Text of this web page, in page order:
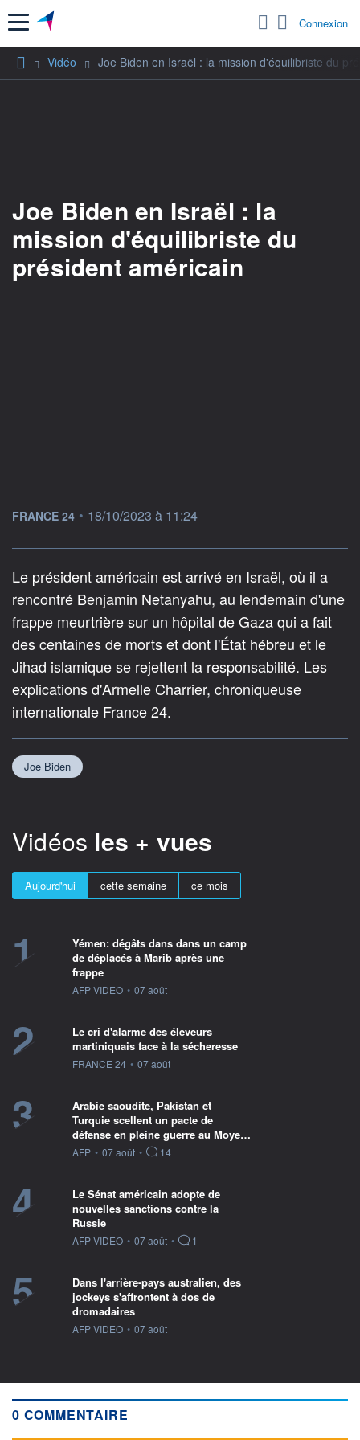
Menu Connexion
Vidéo Joe Biden en Israël : la mission d'équilibriste du
Joe Biden en Israël : la
mission d'équilibriste du
président américain
information fournie par
FRANCE 24 • 18/10/2023 à 11:24
Le président américain est arrivé en Israël, où il a
rencontré Benjamin Netanyahu, au lendemain d'une
frappe meurtrière sur un hôpital de Gaza qui a fait
des centaines de morts et dont l'État hébreu et le
Jihad islamique se rejettent la responsabilité. Les
explications d'Armelle Charrier, chroniqueuse
internationale France 24.
Joe Biden
Vidéos les + vues
Aujourd'hui cette semaine ce mois
1
Yémen: dégâts dans dans un camp
de déplacés à Marib après une
frappe
information fournie par
AFP VIDEO • 07 août
2
Le cri d'alarme des éleveurs
martiniquais face à la sécheresse
information fournie par
FRANCE 24 • 07 août
3
Arabie saoudite, Pakistan et
Turquie scellent un pacte de
défense en pleine guerre au Moye…
information fournie par
AFP • 07 août • 14
4
Le Sénat américain adopte de
nouvelles sanctions contre la
Russie
information fournie par
AFP VIDEO • 07 août • 1
5
Dans l'arrière-pays australien, des
jockeys s'affrontent à dos de
dromadaires
information fournie par
AFP VIDEO • 07 août
0 COMMENTAIRE